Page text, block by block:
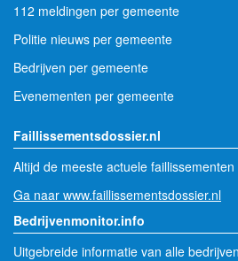
112 meldingen per gemeente
Politie nieuws per gemeente
Bedrijven per gemeente
Evenementen per gemeente
Faillissementsdossier.nl
Altijd de meeste actuele
Ga naar www.faillissementsdossier.nl
Bedrijvenmonitor.info
Uitgebreide informatie van alle